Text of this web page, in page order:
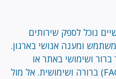
נוכל לספק שירותים
ומענה אנושי בארגון.
ושימושי באתר או
מערכת שאלות ותשובות (FAQ) ברורה ושימושית. אל מול